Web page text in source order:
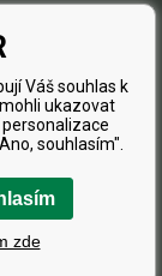
Váš souhlas k
ukazovat
souhlasím".
zde